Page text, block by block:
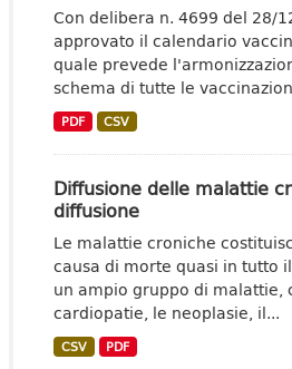
Con delibera n. 4699 del 28/
approvato il calendario
quale prevede
schema di tutte le
PDF CSV
Diffusione delle malattie
diffusione
Le malattie croniche
causa di morte quasi in tutto
un ampio gruppo di malattie,
cardiopatie, le neoplasie, il...
CSV PDF